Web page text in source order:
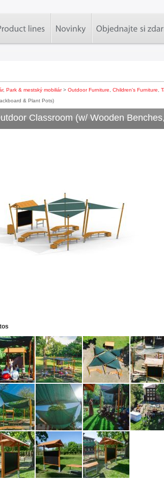
, Park & mestský mobiliár> Outdoor Furniture Children's Furniture
& Plant Pots)
Classroom (w/ Wooden